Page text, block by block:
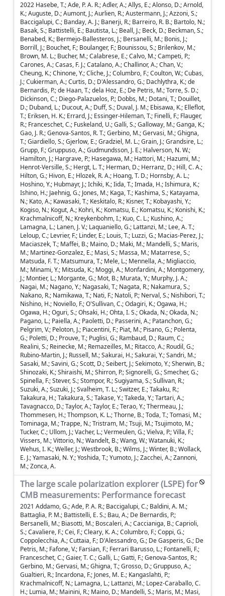
2022 Hasebe, T.; Ade, P. A. R.; Adler, A.; Allys, E.; Alonso, D.; Arnold,
K.; Auguste, D.; Aumont, J.; Aurlien, R.; Austermann, J.; Azzoni, S.;
Baccigalupi, C.; Banday, A. J.; Banerji, R.; Barreiro, R. B.; Bartolo, N.;
Basak, S.; Battistelli, E.; Bautista, L.; Beall, J.; Beck, D.; Beckman, S.;
Benabed, K.; Bermejo-Ballesteros, J.; Bersanelli, M.; Bonis, J.;
Borrill, J.; Bouchet, F.; Boulanger, F.; Bounissou, S.; Brilenkov, M.;
Brown, M. L.; Bucher, M.; Calabrese, E.; Calvo, M.; Campeti, P.;
Carones, A.; Casas, F. J.; Catalano, A.; Challinor, A.; Chan, V.;
Cheung, K.; Chinone, Y.; Cliche, J.; Columbro, F.; Coulton, W.; Cubas,
J.; Cukierman, A.; Curtis, D.; D'Alessandro, G.; Dachlythra, K.; de
Bernardis, P.; de Haan, T.; dela Hoz, E.; De Petris, M.; Torre, S. D.;
Dickinson, C.; Diego-Palazuelos, P.; Dobbs, M.; Dotani, T.; Douillet,
D.; Duband, L.; Ducout, A.; Duff, S.; Duval, J. M.; Ebisawa, K.; Elleflot,
T.; Eriksen, H. K.; Errard, J.; Essinger-Hileman, T.; Finelli, F.; Flauger,
R.; Franceschet, C.; Fuskeland, U.; Galli, S.; Galloway, M.; Ganga, K.;
Gao, J. R.; Genova-Santos, R. T.; Gerbino, M.; Gervasi, M.; Ghigna,
T.; Giardiello, S.; Gjerlow, E.; Gradziel, M. L.; Grain, J.; Grandsire, L.;
Grupp, F.; Gruppuso, A.; Gudmundsson, J. E.; Halverson, N. W.;
Hamilton, J.; Hargrave, P.; Hasegawa, M.; Hattori, M.; Hazumi, M.;
Henrot-Versille, S.; Hergt, L. T.; Herman, D.; Herranz, D.; Hill, C. A.;
Hilton, G.; Hivon, E.; Hlozek, R. A.; Hoang, T. D.; Hornsby, A. L.;
Hoshino, Y.; Hubmayr, J.; Ichiki, K.; Iida, T.; Imada, H.; Ishimura, K.;
Ishino, H.; Jaehnig, G.; Jones, M.; Kaga, T.; Kashima, S.; Katayama,
N.; Kato, A.; Kawasaki, T.; Keskitalo, R.; Kisner, T.; Kobayashi, Y.;
Kogiso, N.; Kogut, A.; Kohri, K.; Komatsu, E.; Komatsu, K.; Konishi, K.;
Krachmalnicoff, N.; Kreykenbohm, I.; Kuo, C. L.; Kushino, A.;
Lamagna, L.; Lanen, J. V.; Laquaniello, G.; Lattanzi, M.; Lee, A. T.;
Leloup, C.; Levrier, F.; Linder, E.; Louis, T.; Luzzi, G.; Macias-Perez, J.;
Maciaszek, T.; Maffei, B.; Maino, D.; Maki, M.; Mandelli, S.; Maris,
M.; Martinez-Gonzalez, E.; Masi, S.; Massa, M.; Matarrese, S.;
Matsuda, F. T.; Matsumura, T.; Mele, L.; Mennella, A.; Migliaccio,
M.; Minami, Y.; Mitsuda, K.; Moggi, A.; Monfardini, A.; Montgomery,
J.; Montier, L.; Morgante, G.; Mot, B.; Murata, Y.; Murphy, J. A.;
Nagai, M.; Nagano, Y.; Nagasaki, T.; Nagata, R.; Nakamura, S.;
Nakano, R.; Namikawa, T.; Nati, F.; Natoli, P.; Nerval, S.; Nishibori, T.;
Nishino, H.; Noviello, F.; O'Sullivan, C.; Odagiri, K.; Ogawa, H.;
Ogawa, H.; Oguri, S.; Ohsaki, H.; Ohta, I. S.; Okada, N.; Okada, N.;
Pagano, L.; Paiella, A.; Paoletti, D.; Passerini, A.; Patanchon, G.;
Pelgrim, V.; Peloton, J.; Piacentini, F.; Piat, M.; Pisano, G.; Polenta,
G.; Poletti, D.; Prouve, T.; Puglisi, G.; Rambaud, D.; Raum, C.;
Realini, S.; Reinecke, M.; Remazeilles, M.; Ritacco, A.; Roudil, G.;
Rubino-Martin, J.; Russell, M.; Sakurai, H.; Sakurai, Y.; Sandri, M.;
Sasaki, M.; Savini, G.; Scott, D.; Seibert, J.; Sekimoto, Y.; Sherwin, B.;
Shinozaki, K.; Shiraishi, M.; Shirron, P.; Signorelli, G.; Smecher, G.;
Spinella, F.; Stever, S.; Stompor, R.; Sugiyama, S.; Sullivan, R.;
Suzuki, A.; Suzuki, J.; Svalheim, T. L.; Switzer, E.; Takaku, R.;
Takakura, H.; Takakura, S.; Takase, Y.; Takeda, Y.; Tartari, A.;
Tavagnacco, D.; Taylor, A.; Taylor, E.; Terao, Y.; Thermeau, J.;
Thommesen, H.; Thompson, K. L.; Thorne, B.; Toda, T.; Tomasi, M.;
Tominaga, M.; Trappe, N.; Tristram, M.; Tsuji, M.; Tsujimoto, M.;
Tucker, C.; Ullom, J.; Vacher, L.; Vermeulen, G.; Vielva, P.; Villa, F.;
Vissers, M.; Vittorio, N.; Wandelt, B.; Wang, W.; Watanuki, K.;
Wehus, I. K.; Weller, J.; Westbrook, B.; Wilms, J.; Winter, B.; Wollack,
E. J.; Yamasaki, N. Y.; Yoshida, T.; Yumoto, J.; Zacchei, A.; Zannoni,
M.; Zonca, A.
The large scale polarization explorer (LSPE) for
CMB measurements: Performance forecast
2021 Addamo, G.; Ade, P. A. R.; Baccigalupi, C.; Baldini, A. M.;
Battaglia, P. M.; Battistelli, E. S.; Bau, A.; De Bernardis, P.;
Bersanelli, M.; Biasotti, M.; Boscaleri, A.; Caccianiga, B.; Caprioli,
S.; Cavaliere, F.; Cei, F.; Cleary, K. A.; Columbro, F.; Coppi, G.;
Coppolecchia, A.; Cuttaia, F.; D'Alessandro, G.; De Gasperis, G.; De
Petris, M.; Fafone, V.; Farsian, F.; Ferrari Barusso, L.; Fontanelli, F.;
Franceschet, C.; Gaier, T. C.; Galli, L.; Gatti, F.; Genova-Santos, R.;
Gerbino, M.; Gervasi, M.; Ghigna, T.; Grosso, D.; Gruppuso, A.;
Gualtieri, R.; Incardona, F.; Jones, M. E.; Kangaslahti, P.;
Krachmalnicoff, N.; Lamagna, L.; Lattanzi, M.; Lopez-Caraballo, C.
H.; Lumia, M.; Mainini, R.; Maino, D.; Mandelli, S.; Maris, M.; Masi,